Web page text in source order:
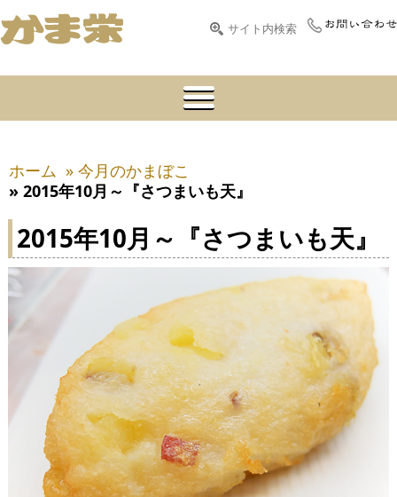
ホーム » 今月のかまぼこ
» 2015年10月～『さつまいも天』
2015年10月～『さつまいも天』